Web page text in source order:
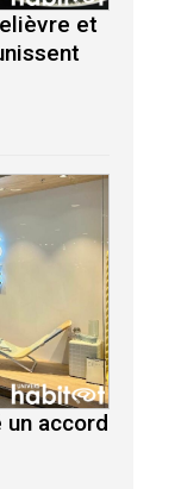
et
un accord